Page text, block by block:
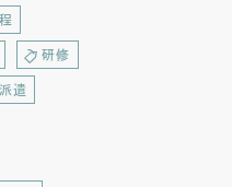
研修
遣